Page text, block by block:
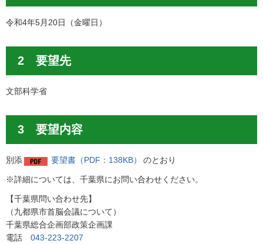
令和4年5月20日（金曜日）
2 要望先
文部科学省
3 要望内容
別添 要望書（PDF：138KB） のとおり
※詳細については、千葉県にお問い合わせください。
【千葉県問い合わせ先】
（九都県市首脳会議について）
千葉県総合企画部政策企画課
電話 043-223-2207